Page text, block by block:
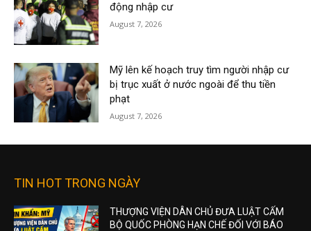
động nhập cư
August 7, 2026
Mỹ lên kế hoạch truy tìm người nhập cư
bị trục xuất ở nước ngoài để thu tiền
phạt
August 7, 2026
TIN HOT TRONG NGÀY
THƯỢNG VIỆN DÂN CHỦ ĐƯA LUẬT CẤM
BỘ QUỐC PHÒNG HẠN CHẾ ĐỐI VỚI BÁO